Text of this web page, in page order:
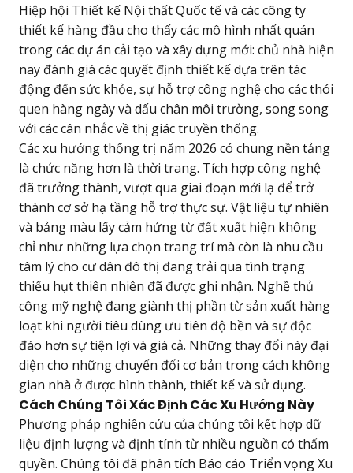
Hiệp hội Thiết kế Nội thất Quốc tế và các công ty
thiết kế hàng đầu cho thấy các mô hình nhất quán
trong các dự án cải tạo và xây dựng mới: chủ nhà hiện
nay đánh giá các quyết định thiết kế dựa trên tác
động đến sức khỏe, sự hỗ trợ công nghệ cho các thói
quen hàng ngày và dấu chân môi trường, song song
với các cân nhắc về thị giác truyền thống.
Các xu hướng thống trị năm 2026 có chung nền tảng
là chức năng hơn là thời trang. Tích hợp công nghệ
đã trưởng thành, vượt qua giai đoạn mới lạ để trở
thành cơ sở hạ tầng hỗ trợ thực sự. Vật liệu tự nhiên
và bảng màu lấy cảm hứng từ đất xuất hiện không
chỉ như những lựa chọn trang trí mà còn là nhu cầu
tâm lý cho cư dân đô thị đang trải qua tình trạng
thiếu hụt thiên nhiên đã được ghi nhận. Nghề thủ
công mỹ nghệ đang giành thị phần từ sản xuất hàng
loạt khi người tiêu dùng ưu tiên độ bền và sự độc
đáo hơn sự tiện lợi và giá cả. Những thay đổi này đại
diện cho những chuyển đổi cơ bản trong cách không
gian nhà ở được hình thành, thiết kế và sử dụng.
Cách Chúng Tôi Xác Định Các Xu Hướng Này
Phương pháp nghiên cứu của chúng tôi kết hợp dữ
liệu định lượng và định tính từ nhiều nguồn có thẩm
quyền. Chúng tôi đã phân tích Báo cáo Triển vọng Xu